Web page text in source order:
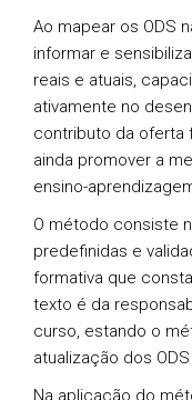
Ao mapear os ODS
informar e
reais e atuais,
ativamente no
contributo da oferta
ainda promover a
ensino-
O método consiste
predefinidas e
formativa que
texto é da
curso, estando o
atualização dos
Na aplicação do